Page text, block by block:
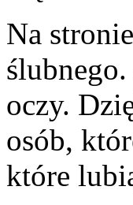
Na
oczy.
osób,
które